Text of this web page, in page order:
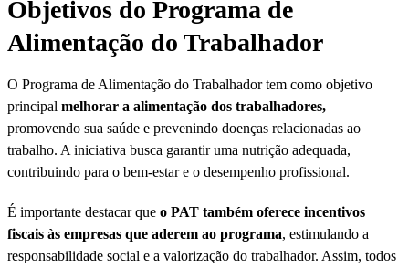
Objetivos do Programa de
Alimentação do Trabalhador​
O Programa de Alimentação do Trabalhador tem como objetivo
principal melhorar a alimentação dos trabalhadores,
promovendo sua saúde e prevenindo doenças relacionadas ao
trabalho. A iniciativa busca garantir uma nutrição adequada,
contribuindo para o bem-estar e o desempenho profissional.
É importante destacar que o PAT também oferece incentivos
fiscais às empresas que aderem ao programa, estimulando a
responsabilidade social e a valorização do trabalhador. Assim, todos